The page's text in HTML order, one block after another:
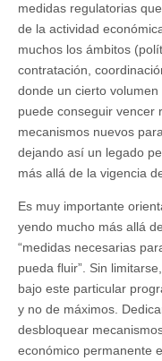
medidas regulatorias
de la actividad
muchos los ámbitos
contratación,
donde un cierto
puede conseguir vencer
mecanismos nuevos
dejando así un legado
más allá de la vigencia
Es muy importante
yendo mucho más allá
“medidas necesarias
pueda fluir”. Sin
bajo este particular
y no de máximos.
desbloquear
económico permanente